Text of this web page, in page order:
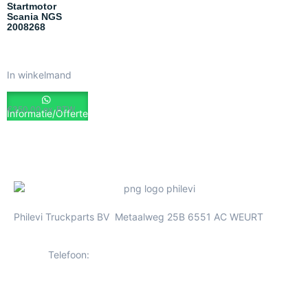
Startmotor
Scania NGS
2008268
€350.00 ex. BTW
In winkelmand
Informatie/Offerte
Philevi Truckparts BV Metaalweg 25B 6551 AC WEURT
Telefoon: